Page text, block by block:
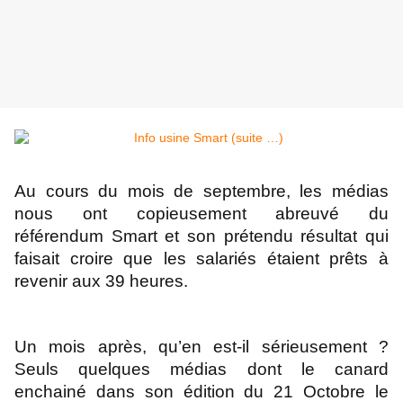
Au cours du mois de septembre, les médias
nous ont copieusement abreuvé du
référendum Smart et son prétendu résultat qui
faisait croire que les salariés étaient prêts à
revenir aux 39 heures.
Un mois après, qu’en est-il sérieusement ?
Seuls quelques médias dont le canard
enchainé dans son édition du 21 Octobre le